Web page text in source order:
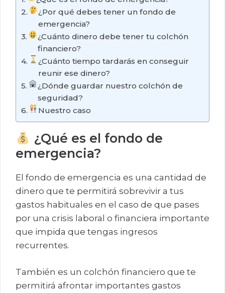
¿Por qué debes tener un fondo de
emergencia?
¿Cuánto dinero debe tener tu colchón
financiero?
¿Cuánto tiempo tardarás en conseguir
reunir ese dinero?
¿Dónde guardar nuestro colchón de
seguridad?
Nuestro caso
¿Qué es el fondo de
emergencia?
El fondo de emergencia es una cantidad de
dinero que te permitirá sobrevivir a tus
gastos habituales en el caso de que pases
por una crisis laboral o financiera importante
que impida que tengas ingresos
recurrentes.
También es un colchón financiero que te
permitirá afrontar importantes gastos